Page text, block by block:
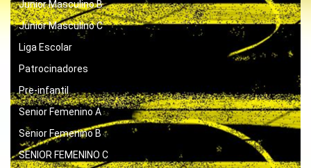
Junior Masculino B
Junior Masculino C
Liga Escolar
Patrocinadores
Pre-infantil
Senior Femenino A
Senior Femenino B
SENIOR FEMENINO C